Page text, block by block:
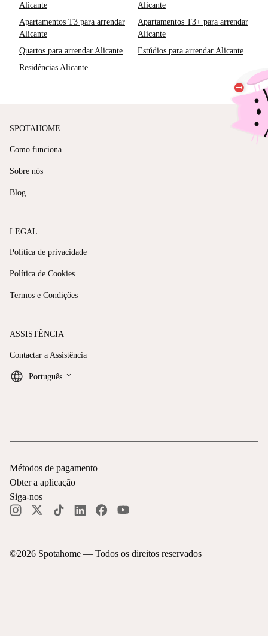
Alicante
Alicante
Apartamentos T3 para arrendar
Alicante
Apartamentos T3+ para arrendar
Alicante
Quartos para arrendar Alicante
Estúdios para arrendar Alicante
Residências Alicante
SPOTAHOME
Como funciona
Sobre nós
Blog
LEGAL
Política de privacidade
Política de Cookies
Termos e Condições
ASSISTÊNCIA
Contactar a Assistência
Português keyboard_arrow_down
©2026 Spotahome — Todos os direitos reservados
Métodos de pagamento
Obter a aplicação
Siga-nos